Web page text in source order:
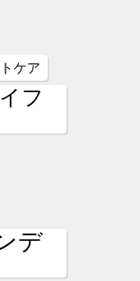
ケア
フ
デ